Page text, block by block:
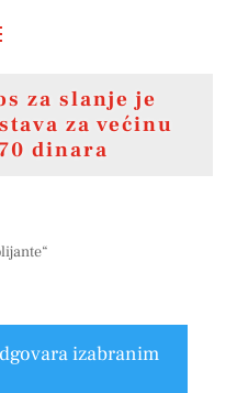
za slanje je
za većinu
dinara
izabranim